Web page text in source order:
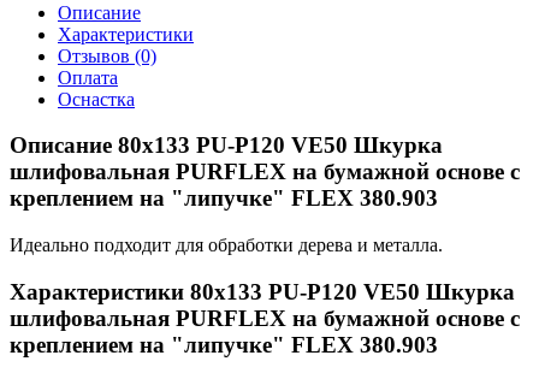
Описание
Характеристики
Отзывов (0)
Оплата
Оснастка
Описание 80x133 PU-P120 VE50 Шкурка
шлифовальная PURFLEX на бумажной основе с
креплением на "липучке" FLEX 380.903
Идеально подходит для обработки дерева и металла.
Характеристики 80x133 PU-P120 VE50 Шкурка
шлифовальная PURFLEX на бумажной основе с
креплением на "липучке" FLEX 380.903